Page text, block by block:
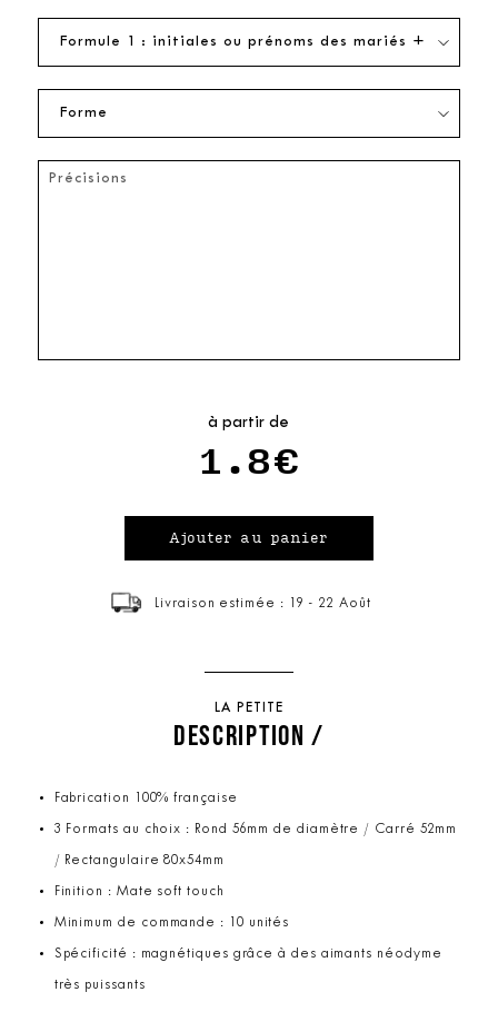
à partir de
1.8€
Livraison estimée : 19 - 22 Août
LA PETITE
DESCRIPTION /
Fabrication 100% française
3 Formats au choix : Rond 56mm de diamètre / Carré 52mm
/ Rectangulaire 80x54mm
Finition : Mate soft touch
Minimum de commande : 10 unités
Spécificité : magnétiques grâce à des aimants néodyme
très puissants